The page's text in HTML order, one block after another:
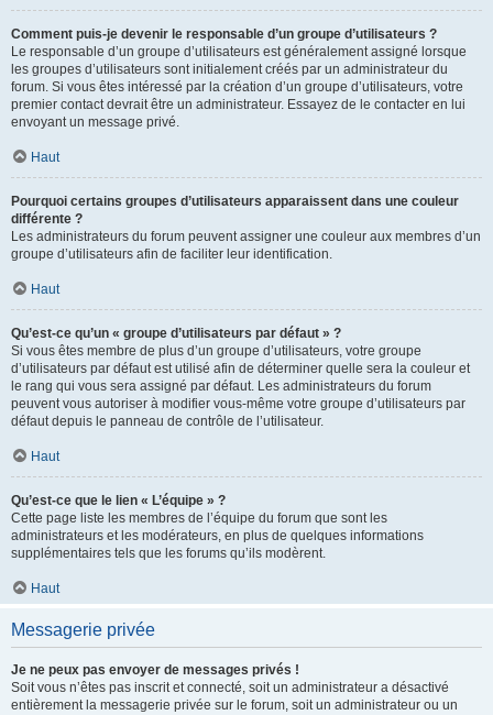
Comment puis-je devenir le responsable d’un groupe d’utilisateurs ?
Le responsable d’un groupe d’utilisateurs est généralement assigné lorsque
les groupes d’utilisateurs sont initialement créés par un administrateur du
forum. Si vous êtes intéressé par la création d’un groupe d’utilisateurs, votre
premier contact devrait être un administrateur. Essayez de le contacter en lui
envoyant un message privé.
Haut
Pourquoi certains groupes d’utilisateurs apparaissent dans une couleur
différente ?
Les administrateurs du forum peuvent assigner une couleur aux membres d’un
groupe d’utilisateurs afin de faciliter leur identification.
Haut
Qu’est-ce qu’un « groupe d’utilisateurs par défaut » ?
Si vous êtes membre de plus d’un groupe d’utilisateurs, votre groupe
d’utilisateurs par défaut est utilisé afin de déterminer quelle sera la couleur et
le rang qui vous sera assigné par défaut. Les administrateurs du forum
peuvent vous autoriser à modifier vous-même votre groupe d’utilisateurs par
défaut depuis le panneau de contrôle de l’utilisateur.
Haut
Qu’est-ce que le lien « L’équipe » ?
Cette page liste les membres de l’équipe du forum que sont les
administrateurs et les modérateurs, en plus de quelques informations
supplémentaires tels que les forums qu’ils modèrent.
Haut
Messagerie privée
Je ne peux pas envoyer de messages privés !
Soit vous n’êtes pas inscrit et connecté, soit un administrateur a désactivé
entièrement la messagerie privée sur le forum, soit un administrateur ou un